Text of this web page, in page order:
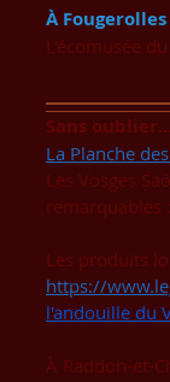
À Fougerolles
L'écomusée
Sans oublier...
La Planche
Les Vosges
remarquables
Les produits
https://
l'andouille du
À Raddon-et-